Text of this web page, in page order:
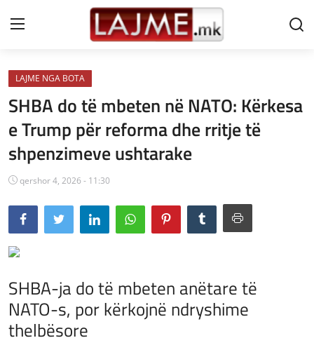
Shtëpi
LAJME MAQEDONI
SHQIPERI
KOSOVA
LAJME NGA BOTA
SHOWBIZ
SHENDETI
JETA
LAJME NGA BOTA
SHBA do të mbeten në NATO: Kërkesa
e Trump për reforma dhe rritje të
shpenzimeve ushtarake
qershor 4, 2026 - 11:30
SHBA-ja do të mbeten anëtare të
NATO-s, por kërkojnë ndryshime
thelbësore